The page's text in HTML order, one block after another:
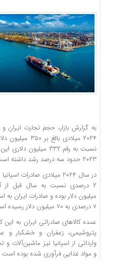
به گزارش بازار، حجم تجارت ایران و
۲۰۲۴ میلادی بالغ
نسبت به رقم ۳۳۲ میلیون
۲۰۲۳ حدود سه درصد رشد داشته است.
در سال ۲۰۲۴ میلادی صادرات
میلیون دلار بوده و صادرات ایران به
۷ درصدی به ۷۰ میلیون دلار رسیده است.
عمده کالاهای صادراتی ایران به
پتروشیمی، زعفران و خشکبار و
وارداتی از اسپانیا نیز ماشین‌آلات
و مواد غذایی فرآوری شده بوده است.